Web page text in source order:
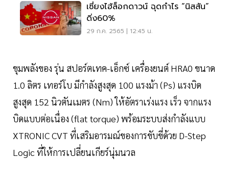
เซี่ยงไฮ้ล็อกดาวน์ ฉุดกำไร “นิสสัน”
ดิ่ง60%
29 ก.ค. 2565 | 12:45 น.
ขุมพลังของ รุ่น สปอร์ตเทค-เอ็กซ์ เครื่องยนต์ HRA0 ขนาด
1.0 ลิตร เทอร์โบ มีกำลังสูงสุด 100 แรงม้า (Ps) แรงบิด
สูงสุด 152 นิวตันเมตร (Nm) ให้อัตราเร่งแรง เร็ว จากแรง
บิดแบบต่อเนื่อง (flat torque) พร้อมระบบส่งกำลังแบบ
XTRONIC CVT ที่เสริมอารมณ์ของการขับขี่ด้วย D-Step
Logic ที่ให้การเปลี่ยนเกียร์นุ่มนวล